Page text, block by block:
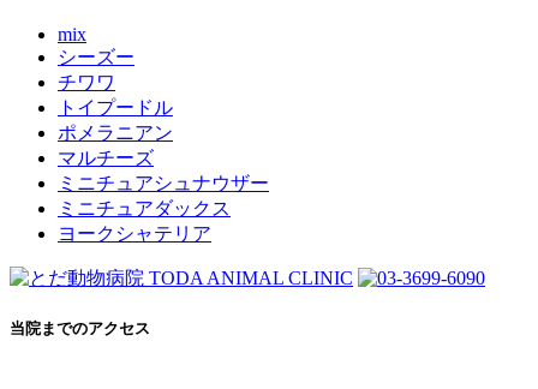
mix
シーズー
チワワ
トイプードル
ポメラニアン
マルチーズ
ミニチュアシュナウザー
ミニチュアダックス
ヨークシャテリア
当院までのアクセス